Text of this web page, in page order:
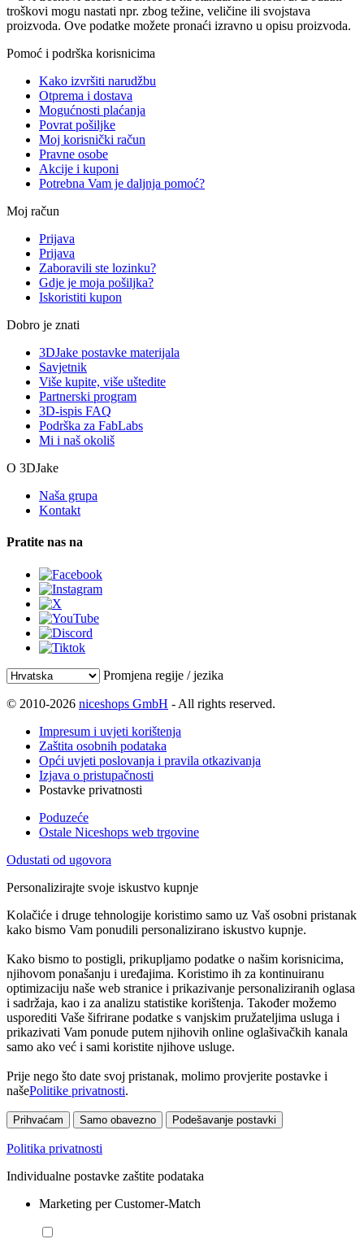
troškovi mogu nastati npr. zbog težine, veličine ili svojstava
proizvoda. Ove podatke možete pronaći izravno u opisu proizvoda.
Pomoć i podrška korisnicima
Kako izvršiti narudžbu
Otprema i dostava
Mogućnosti plaćanja
Povrat pošiljke
Moj korisnički račun
Pravne osobe
Akcije i kuponi
Potrebna Vam je daljnja pomoć?
Moj račun
Prijava
Prijava
Zaboravili ste lozinku?
Gdje je moja pošiljka?
Iskoristiti kupon
Dobro je znati
3DJake postavke materijala
Savjetnik
Više kupite, više uštedite
Partnerski program
3D-ispis FAQ
Podrška za FabLabs
Mi i naš okoliš
O 3DJake
Naša grupa
Kontakt
Pratite nas na
Promjena regije / jezika
© 2010-2026 niceshops GmbH - All rights reserved.
Impresum i uvjeti korištenja
Zaštita osobnih podataka
Opći uvjeti poslovanja i pravila otkazivanja
Izjava o pristupačnosti
Postavke privatnosti
Poduzeće
Ostale Niceshops web trgovine
Odustati od ugovora
Personalizirajte svoje iskustvo kupnje
Kolačiće i druge tehnologije koristimo samo uz Vaš osobni pristanak
kako bismo Vam ponudili personalizirano iskustvo kupnje.
Kako bismo to postigli, prikupljamo podatke o našim korisnicima,
njihovom ponašanju i uređajima. Koristimo ih za kontinuiranu
optimizaciju naše web stranice i prikazivanje personaliziranih oglasa
i sadržaja, kao i za analizu statistike korištenja. Također možemo
usporediti Vaše šifrirane podatke s vanjskim pružateljima usluga i
prikazivati Vam ponude putem njihovih online oglašivačkih kanala
samo ako već i sami koristite njihove usluge.
Prije nego što date svoj pristanak, molimo provjerite postavke i
našePolitike privatnosti.
Prihvaćam Samo obavezno Podešavanje postavki
Politika privatnosti
Individualne postavke zaštite podataka
Marketing per Customer-Match